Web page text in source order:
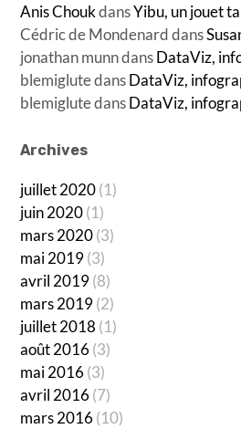
Anis ChoukdansYibu, un jouet
Cédric de Mondenarddans
jonathan munndansDataViz,
blemiglutedansDataViz,
blemiglutedansDataViz,
Archives
juillet 2020(1)
juin 2020(1)
mars 2020(3)
mai 2019(3)
avril 2019(8)
mars 2019(2)
juillet 2018 (1)
août 2016(3)
mai 2016(3)
avril 2016(7)
mars 2016(10)